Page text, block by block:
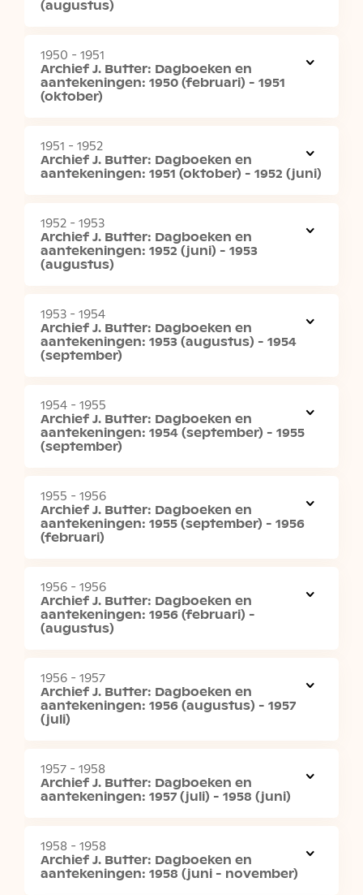
(augustus)
1950 - 1951
Archief J. Butter: Dagboeken en
aantekeningen: 1950 (februari) - 1951
(oktober)
1951 - 1952
Archief J. Butter: Dagboeken en
aantekeningen: 1951 (oktober) - 1952 (juni)
1952 - 1953
Archief J. Butter: Dagboeken en
aantekeningen: 1952 (juni) - 1953
(augustus)
1953 - 1954
Archief J. Butter: Dagboeken en
aantekeningen: 1953 (augustus) - 1954
(september)
1954 - 1955
Archief J. Butter: Dagboeken en
aantekeningen: 1954 (september) - 1955
(september)
1955 - 1956
Archief J. Butter: Dagboeken en
aantekeningen: 1955 (september) - 1956
(februari)
1956 - 1956
Archief J. Butter: Dagboeken en
aantekeningen: 1956 (februari) -
(augustus)
1956 - 1957
Archief J. Butter: Dagboeken en
aantekeningen: 1956 (augustus) - 1957
(juli)
1957 - 1958
Archief J. Butter: Dagboeken en
aantekeningen: 1957 (juli) - 1958 (juni)
1958 - 1958
Archief J. Butter: Dagboeken en
aantekeningen: 1958 (juni - november)